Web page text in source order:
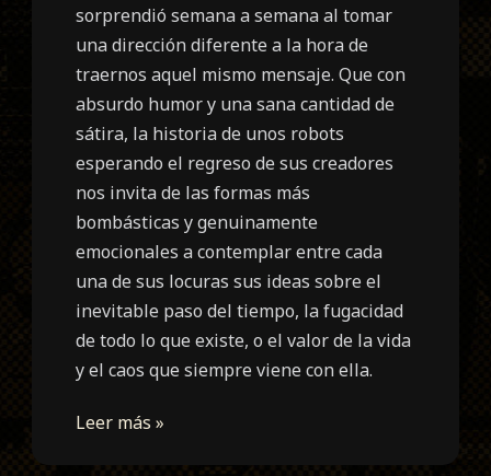
sorprendió semana a semana al tomar
una dirección diferente a la hora de
traernos aquel mismo mensaje. Que con
absurdo humor y una sana cantidad de
sátira, la historia de unos robots
esperando el regreso de sus creadores
nos invita de las formas más
bombásticas y genuinamente
emocionales a contemplar entre cada
una de sus locuras sus ideas sobre el
inevitable paso del tiempo, la fugacidad
de todo lo que existe, o el valor de la vida
y el caos que siempre viene con ella.
Leer más »